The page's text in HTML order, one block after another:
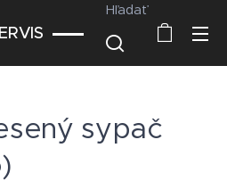
Hľadať
sypač